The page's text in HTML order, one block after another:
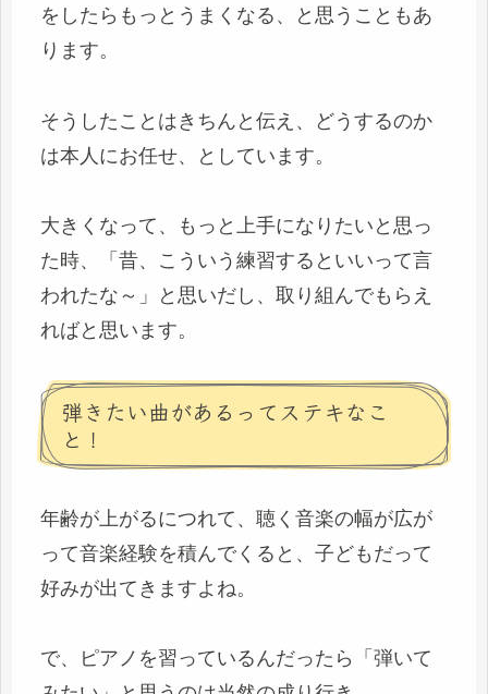
をしたらもっとうまくなる、と思うこともあ
ります。
そうしたことはきちんと伝え、どうするのか
は本人にお任せ、としています。
大きくなって、もっと上手になりたいと思っ
た時、「昔、こういう練習するといいって言
われたな～」と思いだし、取り組んでもらえ
ればと思います。
弾きたい曲があるってステキなこ
と！
年齢が上がるにつれて、聴く音楽の幅が広が
って音楽経験を積んでくると、子どもだって
好みが出てきますよね。
で、ピアノを習っているんだったら「弾いて